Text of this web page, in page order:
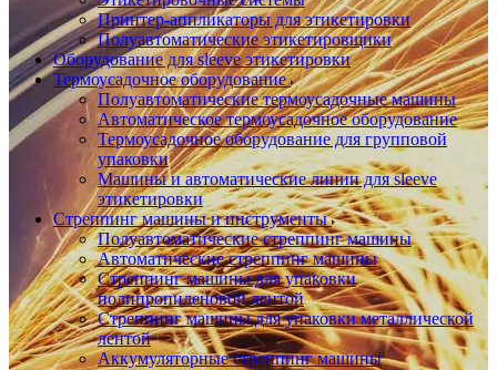
Принтер-аппликаторы для этикетировки
Полуавтоматические этикетировщики
Оборудование для sleeve этикетировки
Термоусадочное оборудование
Полуавтоматические термоусадочные машины
Автоматическое термоусадочное оборудование
Термоусадочное оборудование для групповой
упаковки
Машины и автоматические линии для sleeve
этикетировки
Стреппинг машины и инструменты
Полуавтоматические стреппинг машины
Автоматические стреппинг машины
Стреппинг машины для упаковки
полипропиленовой лентой
Стреппинг машины для упаковки металлической
лентой
Аккумуляторные стреппинг машины